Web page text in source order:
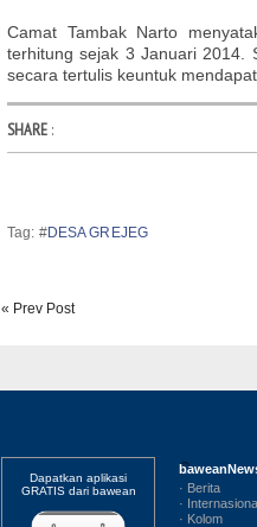
Camat Tambak Narto
terhitung sejak 3 Januari 2014.
secara tertulis keuntuk
SHARE :
Tag: #DESA GREJEG
« Prev Post
Dapatkan aplikasi
GRATIS dari bawean
· Berita
·
· Kolom